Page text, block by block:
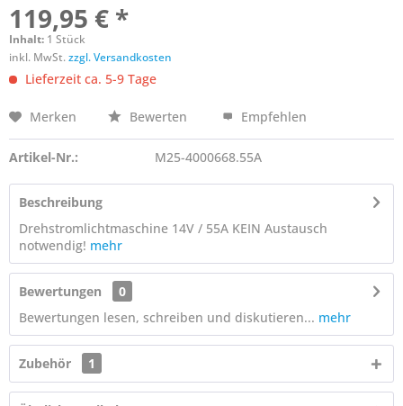
119,95 € *
Inhalt: 1 Stück
inkl. MwSt.zzgl. Versandkosten
Lieferzeit ca. 5-9 Tage
Merken Bewerten Empfehlen
Artikel-Nr.: M25-4000668.55A
Beschreibung
Drehstromlichtmaschine 14V / 55A KEIN Austausch
notwendig! mehr
Bewertungen
0
Bewertungen lesen, schreiben und diskutieren... mehr
Zubehör 1